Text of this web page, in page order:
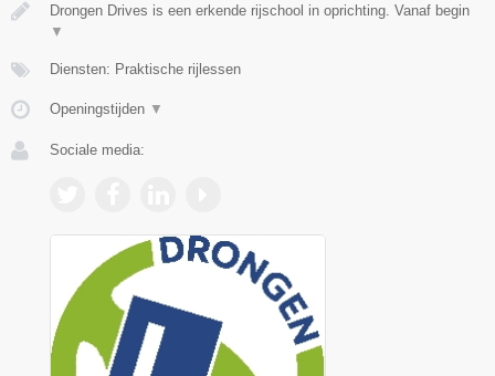
Drongen Drives is een erkende rijschool in oprichting. Vanaf begin
▼
Diensten: Praktische rijlessen
Openingstijden ▼
Sociale media: